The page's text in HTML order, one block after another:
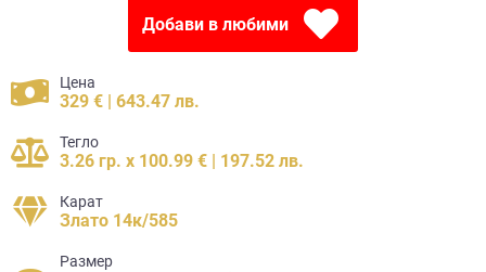
Добави в любими
Цена
329 € | 643.47 лв.
Тегло
3.26 гр. x 100.99 € | 197.52 лв.
Карат
Злато 14к/585
Размер